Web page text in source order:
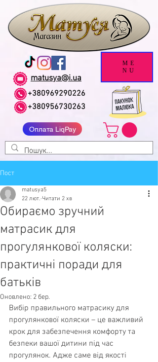
matusya@i.ua
+380969290226
+380956730263
Оплата LiqPay
ME
NU
Пост
Обираємо зручний
матрасик для
прогулянкової коляски:
практичні поради для
батьків
matusya5
22 лют. Читати 2 хв
Оновлено: 2 бер.
Вибір правильного матрасику для
прогулянкової коляски – це важливий
крок для забезпечення комфорту та
безпеки вашої дитини під час
прогулянок. Адже саме від якості